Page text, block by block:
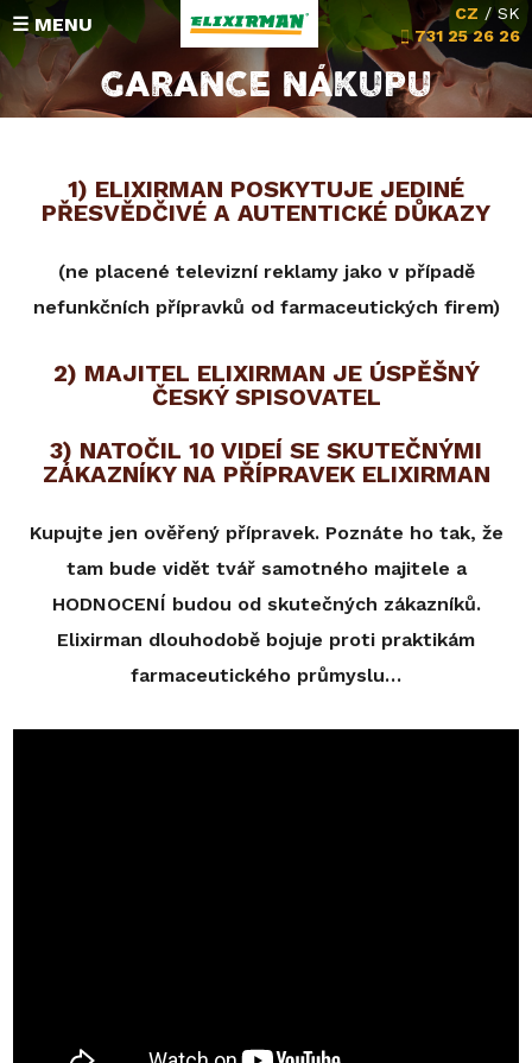
☰ MENU
SLOŽENÍ
CZ /SK
731 25 26 26
GARANCE NÁKUPU
1) ELIXIRMAN POSKYTUJE JEDINÉ
PŘESVĚDČIVÉ A AUTENTICKÉ DŮKAZY
(ne placené televizní reklamy jako v případě
nefunkčních přípravků od farmaceutických firem)
2) MAJITEL ELIXIRMAN JE ÚSPĚŠNÝ
ČESKÝ SPISOVATEL
3) NATOČIL 10 VIDEÍ SE SKUTEČNÝMI
ZÁKAZNÍKY NA PŘÍPRAVEK ELIXIRMAN
Kupujte jen ověřený přípravek. Poznáte ho tak, že
tam bude vidět tvář samotného majitele a
HODNOCENÍ budou od skutečných zákazníků.
Elixirman dlouhodobě bojuje proti praktikám
farmaceutického průmyslu…